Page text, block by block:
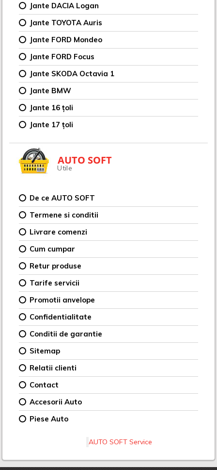
Jante DACIA Logan
Jante TOYOTA Auris
Jante FORD Mondeo
Jante FORD Focus
Jante SKODA Octavia 1
Jante BMW
Jante 16 țoli
Jante 17 țoli
AUTO SOFT
Utile
De ce AUTO SOFT
Termene si conditii
Livrare comenzi
Cum cumpar
Retur produse
Tarife servicii
Promotii anvelope
Confidentialitate
Conditii de garantie
Sitemap
Relatii clienti
Contact
Accesorii Auto
Piese Auto
AUTO SOFT Service